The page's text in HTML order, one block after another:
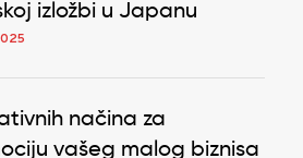
izložbi u Japanu
načina za
vašeg malog biznisa